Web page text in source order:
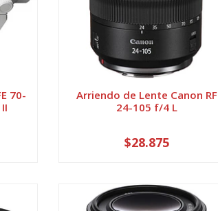
70-
Arriendo de Lente Canon RF
24-105 f/4 L
$28.875